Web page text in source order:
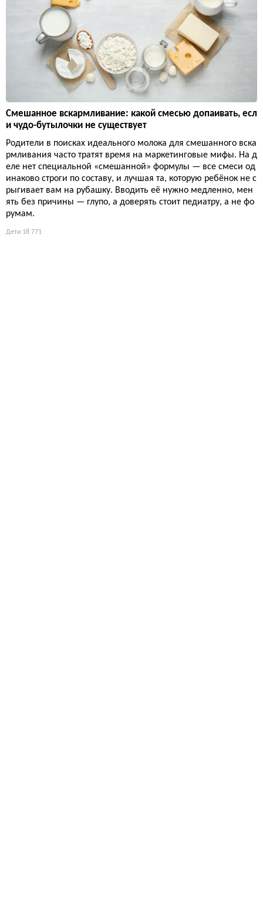
Смешанное вскармливание: какой смесью допаивать, есл
и чудо-бутылочки не существует
Родители в поисках идеального молока для смешанного вска
рмливания часто тратят время на маркетинговые мифы. На д
еле нет специальной «смешанной» формулы — все смеси од
инаково строги по составу, и лучшая та, которую ребёнок не с
рыгивает вам на рубашку. Вводить её нужно медленно, мен
ять без причины — глупо, а доверять стоит педиатру, а не фо
румам.
Дети 18 771